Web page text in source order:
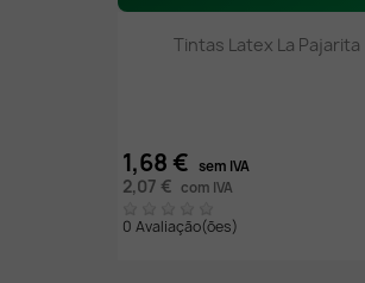
Tintas Latex La Pajarita
1,68 € sem IVA
2,07 € com IVA
0 Avaliação(ões)